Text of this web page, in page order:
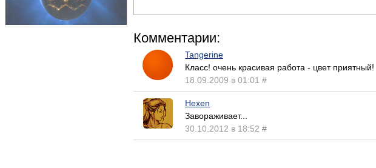
Комментарии:
Tangerine
Класс! очень красивая работа - цвет приятный!
18.09.2009 в 01:01 #
Hexen
Завораживает...
30.10.2012 в 18:52 #